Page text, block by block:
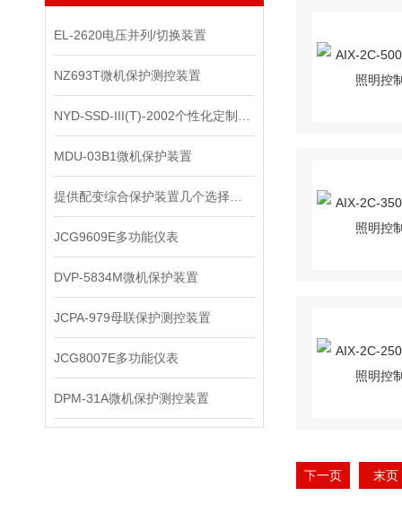
EL-2620电压并列/切换装置
NZ693T微机保护测控装置
MDU-03B1微机保护装置
JCG9609E多功能仪表
DVP-5834M微机保护装置
JCPA-979母联保护测控装置
JCG8007E多功能仪表
DPM-31A微机保护测控装置
下一页 末页